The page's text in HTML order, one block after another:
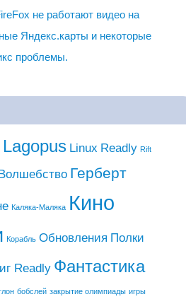
не работают видео на
Яндекс.карты и некоторые
проблемы.
Lagopus Linux Readly Rift
Герберт
Каляка-Маляка Кино
Корабль Обновления Полки
Readly Фантастика
бобслей закрытие олимпиады игры